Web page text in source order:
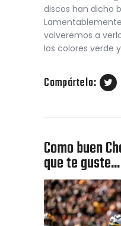
discos han dicho
volveremos a
los colores verde
Compártelo:
Como buen
que te guste...